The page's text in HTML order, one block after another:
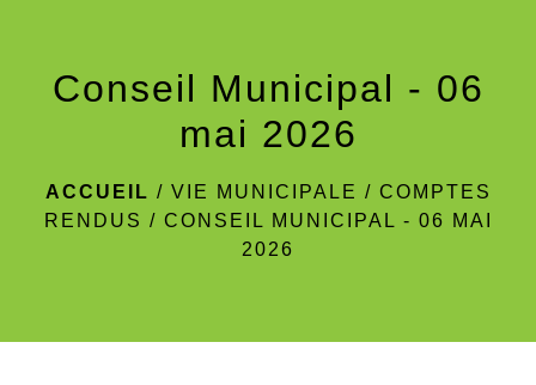
Conseil Municipal - 06
mai 2026
ACCUEIL / VIE MUNICIPALE / COMPTES
RENDUS / CONSEIL MUNICIPAL - 06 MAI
2026